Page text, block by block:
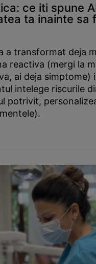
ce iti spune
ta inainte sa
a transformat deja
reactiva (mergi la
ai deja simptome)
intelege riscurile
potrivit,